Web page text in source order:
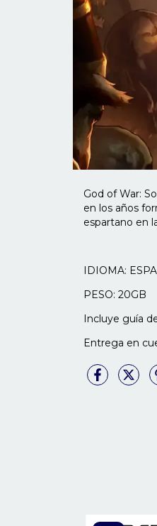
God of War:
en los años
espartano en
IDIOMA:
PESO: 20GB
Incluye guía
Entrega en